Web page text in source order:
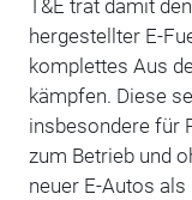
T&E trat damit
hergestellter E-
komplettes Aus
kämpfen. Diese
insbesondere für
zum Betrieb und
neuer E-Autos